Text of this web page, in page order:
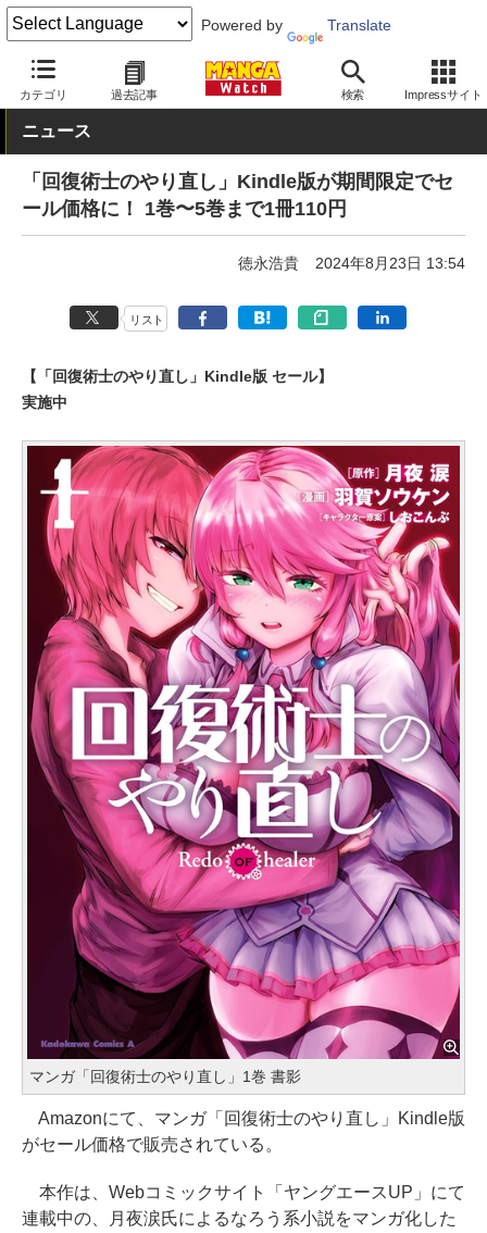
Powered by Translate
カテゴリ 過去記事 検索 Impressサイト
MANGA Watch 青年
ニュース
「回復術士のやり直し」Kindle版が期間限定でセ
ール価格に！ 1巻〜5巻まで1冊110円
徳永浩貴 2024年8月23日 13:54
リスト
【「回復術士のやり直し」Kindle版 セール】
実施中
マンガ「回復術士のやり直し」1巻 書影
Amazonにて、マンガ「回復術士のやり直し」Kindle版
がセール価格で販売されている。
本作は、Webコミックサイト「ヤングエースUP」にて
連載中の、月夜涙氏によるなろう系小説をマンガ化した